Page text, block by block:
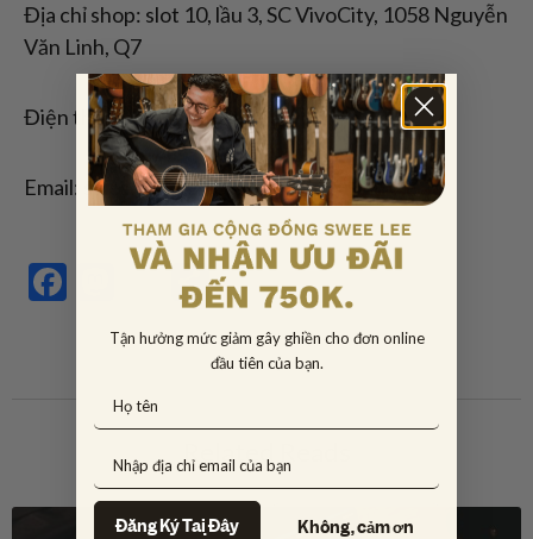
Địa chỉ shop: slot 10, lầu 3, SC VivoCity, 1058 Nguyễn
Văn Linh, Q7
Điện thoại: 08 3771 3764
Email: sales@sweelee.com.vn
Facebook
Mastodon
EmailShare
Related Reads
Tận hưởng mức giảm gây ghiền cho đơn online
đầu tiên của bạn.
Đăng Ký Tại Đây Không, cảm ơn